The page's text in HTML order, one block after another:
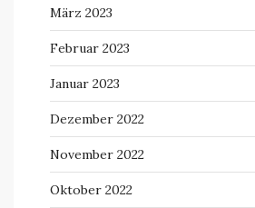
März 2023
Februar 2023
Januar 2023
Dezember 2022
November 2022
Oktober 2022